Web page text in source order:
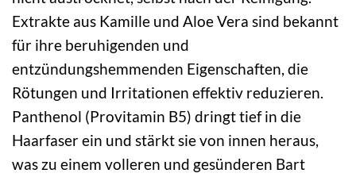
Extrakte aus Kamille und Aloe Vera sind bekannt
für ihre beruhigenden und
entzündungshemmenden Eigenschaften, die
Rötungen und Irritationen effektiv reduzieren.
Panthenol (Provitamin B5) dringt tief in die
Haarfaser ein und stärkt sie von innen heraus,
was zu einem volleren und gesünderen Bart